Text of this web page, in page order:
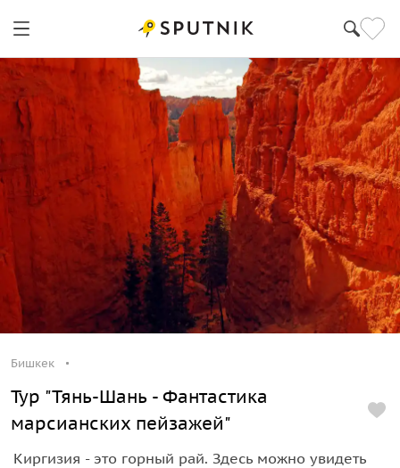
Бишкек
Тур "Тянь-Шань - Фантастика
марсианских пейзажей"
Киргизия - это горный рай. Здесь можно увидеть